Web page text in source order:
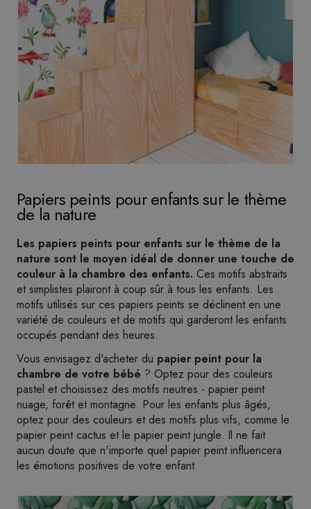
Papiers peints pour enfants sur le thème
de la nature
Les papiers peints pour enfants sur le thème de la
nature sont le moyen idéal de donner une touche de
couleur à la chambre des enfants. Ces motifs abstraits
et simplistes plairont à coup sûr à tous les enfants. Les
motifs utilisés sur ces papiers peints se déclinent en une
variété de couleurs et de motifs qui garderont les enfants
occupés pendant des heures.
Vous envisagez d'acheter du papier peint pour la
chambre de votre bébé ? Optez pour des couleurs
pastel et choisissez des motifs neutres - papier peint
nuage, forêt et montagne. Pour les enfants plus âgés,
optez pour des couleurs et des motifs plus vifs, comme le
papier peint cactus et le papier peint jungle. Il ne fait
aucun doute que n'importe quel papier peint influencera
les émotions positives de votre enfant.